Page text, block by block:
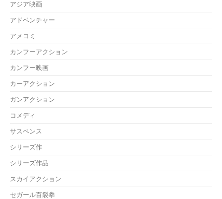
アジア映画
アドベンチャー
アメコミ
カンフーアクション
カンフー映画
カーアクション
ガンアクション
コメディ
サスペンス
シリーズ作
シリーズ作品
スカイアクション
セガール百裂拳